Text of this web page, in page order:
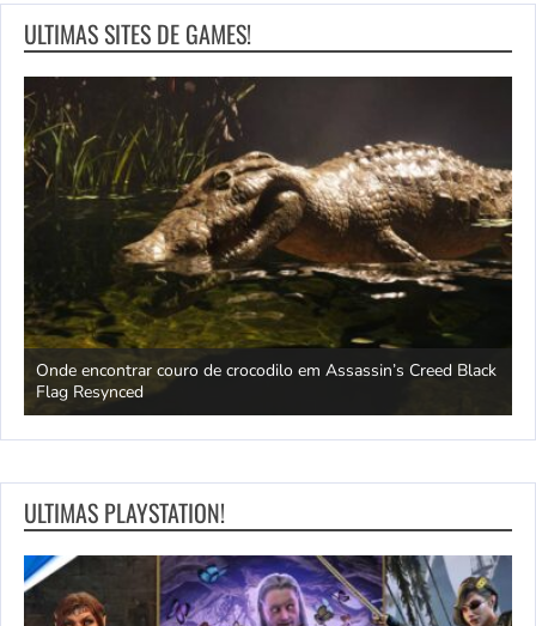
ULTIMAS SITES DE GAMES!
Onde encontrar couro de crocodilo em Assassin’s Creed Black
Flag Resynced
ULTIMAS PLAYSTATION!